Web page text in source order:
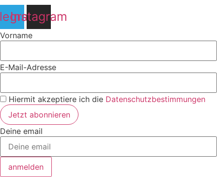
Instagram
Vorname
E-Mail-Adresse
Hiermit akzeptiere ich die Datenschutzbestimmungen
Deine email
anmelden